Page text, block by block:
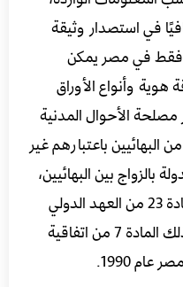
في استصدار وثيقة
في مصر يمكن
هوية وأنواع الأوراق
مصلحة الأحوال المدنية
باعتبارهم غير
بالزواج بين البهائيين،
والذي أشار الخطاب لمخالفته المادة 23 من العهد الدولي
للحقوق المدنية والسياسية، وكذلك المادة 7 من اتفاقية
1990.